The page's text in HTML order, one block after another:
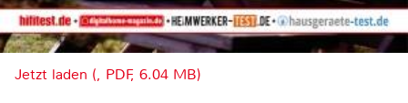
Jetzt laden (, PDF, 6.04 MB)